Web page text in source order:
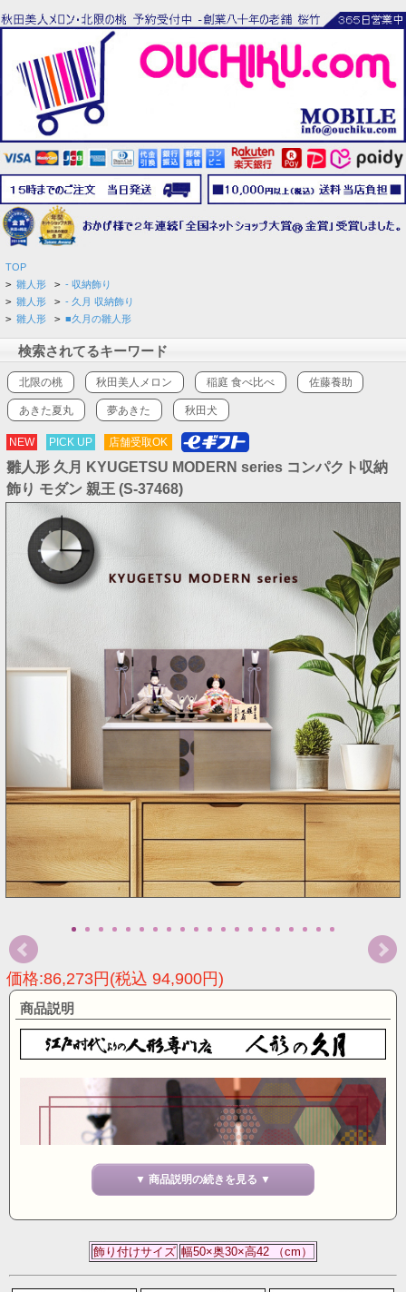
TOP
> 雛人形 > - 収納飾り
> 雛人形 > - 久月 収納飾り
> 雛人形 > ■久月の雛人形
検索されてるキーワード
北限の桃 秋田美人メロン 稲庭 食べ比べ 佐藤養助
あきた夏丸 夢あきた 秋田犬
NEW PICK UP 店舗受取OK
雛人形 久月 KYUGETSU MODERN series コンパクト収納
飾り モダン 親王 (S-37468)
価格:86,273円(税込 94,900円)
商品説明
▼ 商品説明の続きを見る ▼
飾り付けサイズ 幅50×奥30×高42 （cm）